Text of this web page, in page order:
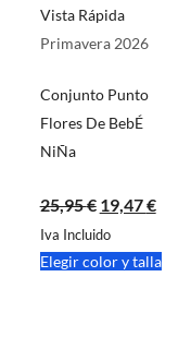
Vista Rápida
Primavera 2026
Conjunto Punto
Flores De BebÉ
NiÑa
25,95€ 19,47€
Iva Incluido
Elegir color y talla